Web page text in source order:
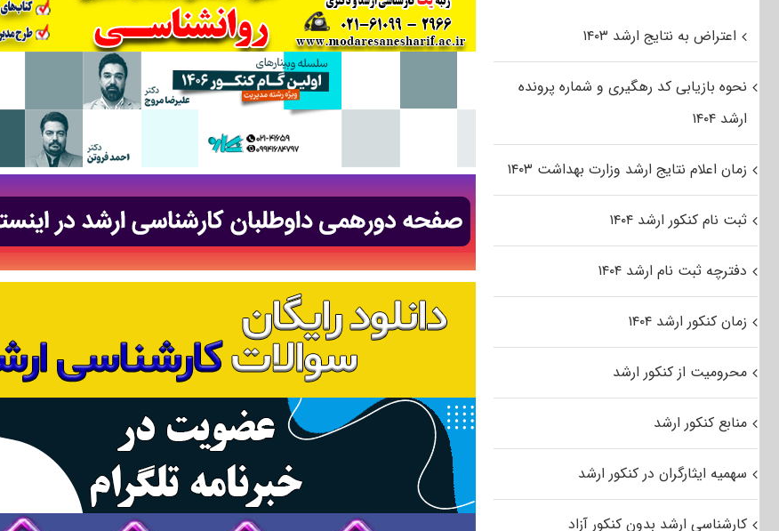
اعتراض به نتایج ارشد ۱۴۰۳
نحوه بازیابی کد رهگیری و شماره پرونده
ارشد ۱۴۰۴
زمان اعلام نتایج ارشد وزارت بهداشت ۱۴۰۳
ثبت نام کنکور ارشد ۱۴۰۴
دفترچه ثبت نام ارشد ۱۴۰۴
زمان کنکور ارشد ۱۴۰۴
محرومیت از کنکور ارشد
منابع کنکور ارشد
سهمیه ایثارگران در کنکور ارشد
کارشناسی ارشد بدون کنکور آزاد